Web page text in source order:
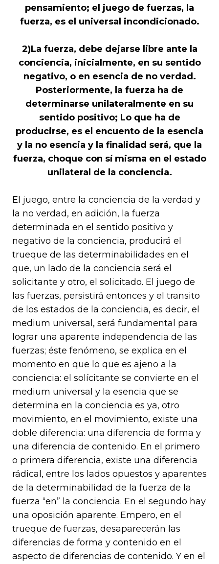
pensamiento; el juego de fuerzas, la
fuerza, es el universal incondicionado.
2)La fuerza, debe dejarse libre ante la
conciencia, inicialmente, en su sentido
negativo, o en esencia de no verdad.
Posteriormente, la fuerza ha de
determinarse unilateralmente en su
sentido positivo; Lo que ha de
producirse, es el encuento de la esencia
y la no esencia y la finalidad será, que la
fuerza, choque con sí misma en el estado
unilateral de la conciencia.
El juego, entre la conciencia de la verdad y
la no verdad, en adición, la fuerza
determinada en el sentido positivo y
negativo de la conciencia, producirá el
trueque de las determinabilidades en el
que, un lado de la conciencia será el
solicitante y otro, el solicitado. El juego de
las fuerzas, persistirá entonces y el transito
de los estados de la conciencia, es decir, el
medium universal, será fundamental para
lograr una aparente independencia de las
fuerzas; éste fenómeno, se explica en el
momento en que lo que es ajeno a la
conciencia: el solícitante se convierte en el
medium universal y la esencia que se
determina en la conciencia es ya, otro
movimiento, en el movimiento, existe una
doble diferencia: una diferencia de forma y
una diferencia de contenido. En el primero
o primera diferencia, existe una diferencia
rádical, entre los lados opuestos y aparentes
de la determinabilidad de la fuerza de la
fuerza “en” la conciencia. En el segundo hay
una oposición aparente. Empero, en el
trueque de fuerzas, desaparecerán las
diferencias de forma y contenido en el
aspecto de diferencias de contenido. Y en el